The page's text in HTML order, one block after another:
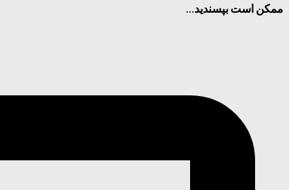
ممکن است بپسندید...